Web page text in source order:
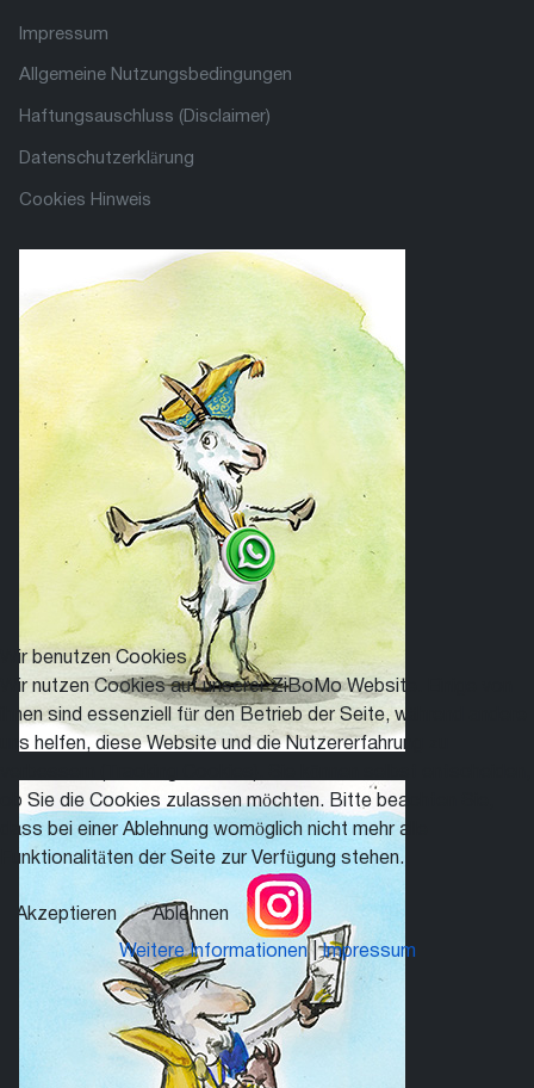
Impressum
Allgemeine Nutzungsbedingungen
Haftungsauschluss (Disclaimer)
Datenschutzerklärung
Cookies Hinweis
Wir benutzen Cookies
Wir nutzen Cookies auf unserer ZiBoMo Website. Einige von
ihnen sind essenziell für den Betrieb der Seite, während andere
uns helfen, diese Website und die Nutzererfahrung zu
ob Sie die Cookies zulassen möchten. Bitte beachten Sie,
dass bei einer Ablehnung womöglich nicht mehr alle
Funktionalitäten der Seite zur Verfügung stehen.
Akzeptieren Ablehnen
Weitere Informationen|Impressum